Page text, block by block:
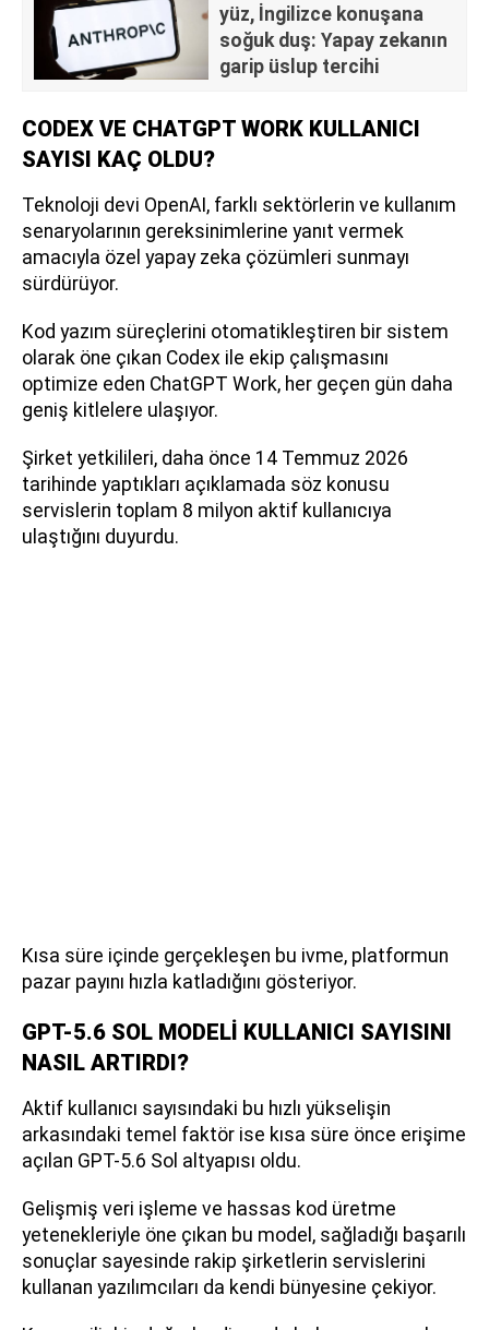
yüz, İngilizce konuşana
soğuk duş: Yapay zekanın
garip üslup tercihi
CODEX VE CHATGPT WORK KULLANICI
SAYISI KAÇ OLDU?
Teknoloji devi OpenAI, farklı sektörlerin ve kullanım
senaryolarının gereksinimlerine yanıt vermek
amacıyla özel yapay zeka çözümleri sunmayı
sürdürüyor.
Kod yazım süreçlerini otomatikleştiren bir sistem
olarak öne çıkan Codex ile ekip çalışmasını
optimize eden ChatGPT Work, her geçen gün daha
geniş kitlelere ulaşıyor.
Şirket yetkilileri, daha önce 14 Temmuz 2026
tarihinde yaptıkları açıklamada söz konusu
servislerin toplam 8 milyon aktif kullanıcıya
ulaştığını duyurdu.
Kısa süre içinde gerçekleşen bu ivme, platformun
pazar payını hızla katladığını gösteriyor.
GPT-5.6 SOL MODELİ KULLANICI SAYISINI
NASIL ARTIRDI?
Aktif kullanıcı sayısındaki bu hızlı yükselişin
arkasındaki temel faktör ise kısa süre önce erişime
açılan GPT-5.6 Sol altyapısı oldu.
Gelişmiş veri işleme ve hassas kod üretme
yetenekleriyle öne çıkan bu model, sağladığı başarılı
sonuçlar sayesinde rakip şirketlerin servislerini
kullanan yazılımcıları da kendi bünyesine çekiyor.